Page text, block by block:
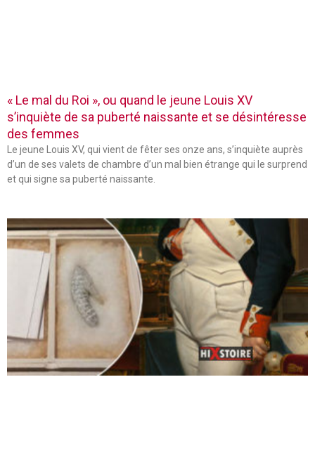
« Le mal du Roi », ou quand le jeune Louis XV
s’inquiète de sa puberté naissante et se désintéresse
des femmes
Le jeune Louis XV, qui vient de fêter ses onze ans, s’inquiète auprès
d’un de ses valets de chambre d’un mal bien étrange qui le surprend
et qui signe sa puberté naissante.